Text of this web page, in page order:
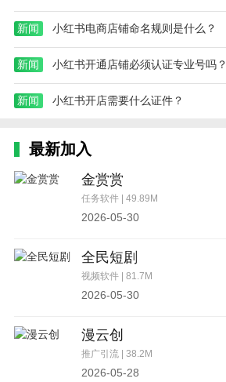
新闻 小红书电商店铺命名规则是什么？
新闻 小红书开通店铺必须认证专业号吗？
新闻 小红书开店需要什么证件？
最新加入
金赏赏
任务软件 | 49.89M
2026-05-30
全民短剧
视频软件 | 81.7M
2026-05-30
漫云创
推广引流 | 38.2M
2026-05-28